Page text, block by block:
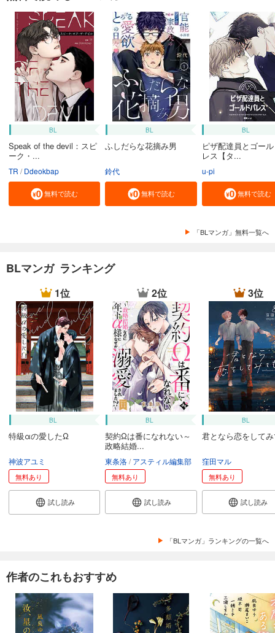
BL
Speak of the devil：スピ
ーク・...
TR Ddeokbap
無料で読む
BL
ふしだらな花摘み男
鈴代
無料で読む
BL
ピザ配達員とゴー
レス【タ...
u-pi
無料で読む
「BLマンガ」無料一覧へ
BLマンガ ランキング
1位
BL
特級αの愛したΩ
神波アユミ
無料あり
試し読み
2位
BL
契約Ωは番になれない～
政略結婚...
東条洛 アスティル編集部
無料あり
試し読み
3位
BL
君となら恋をして
窪田マル
無料あり
試し読み
「BLマンガ」ランキングの一覧へ
作者のこれもおすすめ